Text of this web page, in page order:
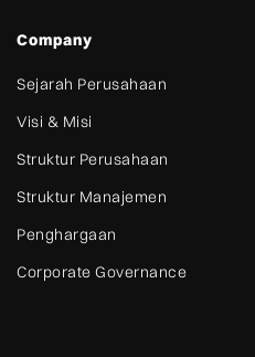
Company
Sejarah Perusahaan
Visi & Misi
Struktur Perusahaan
Struktur Manajemen
Penghargaan
Corporate Governance